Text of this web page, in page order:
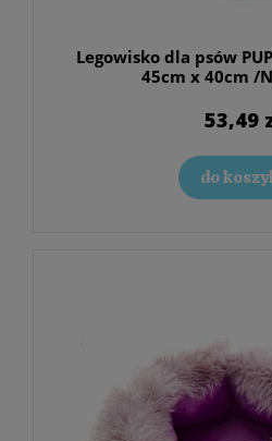
Legowisko dla psów
45cm x 40cm /
53,49
do